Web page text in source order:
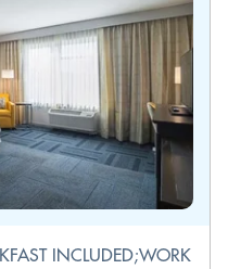
INCLUDED;WORK